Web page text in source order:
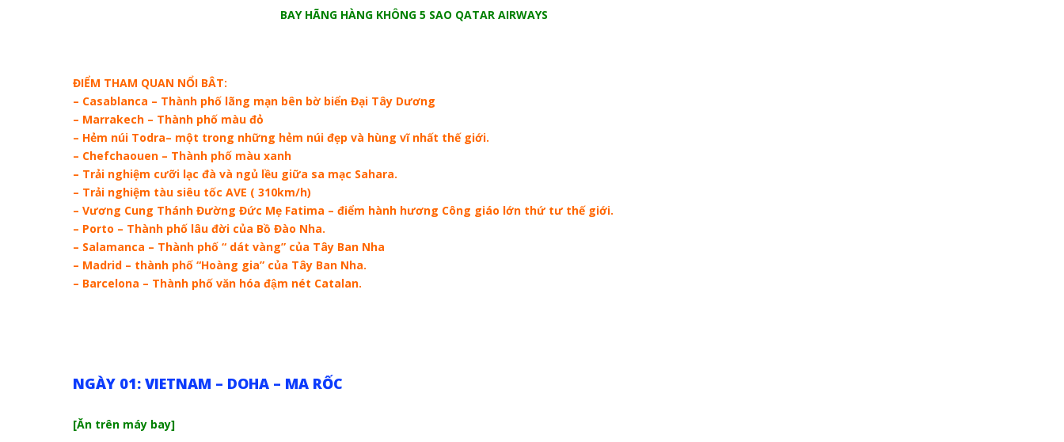
BAY HÃNG HÀNG KHÔNG 5 SAO QATAR AIRWAYS
ĐIỂM THAM QUAN NỔI BÂT:
– Casablanca – Thành phố lãng mạn bên bờ biển Đại Tây Dương
– Marrakech – Thành phố màu đỏ
– Hẻm núi Todra– một trong những hẻm núi đẹp và hùng vĩ nhất thế giới.
– Chefchaouen – Thành phố màu xanh
– Trải nghiệm cưỡi lạc đà và ngủ lều giữa sa mạc Sahara.
– Trải nghiệm tàu siêu tốc AVE ( 310km/h)
– Vương Cung Thánh Đường Đức Mẹ Fatima – điểm hành hương Công giáo lớn thứ tư thế giới.
– Porto – Thành phố lâu đời của Bồ Đào Nha.
– Salamanca – Thành phố “ dát vàng” của Tây Ban Nha
– Madrid – thành phố “Hoàng gia” của Tây Ban Nha.
– Barcelona – Thành phố văn hóa đậm nét Catalan.
NGÀY 01: VIETNAM – DOHA – MA RỐC
[Ăn trên máy bay]